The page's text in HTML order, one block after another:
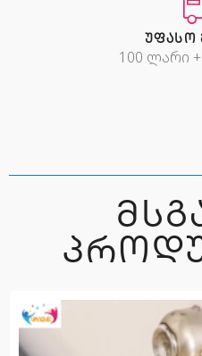
ᲣᲤᲐᲡᲝ
100 ლარი